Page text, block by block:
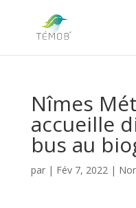
Nîmes
accueille
bus au
par | Fév 7, 2022|